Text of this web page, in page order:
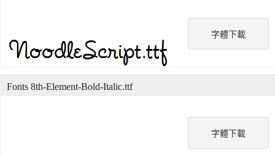
字體下載
字體下載
Fonts 8th-Element-Bold-Italic.ttf